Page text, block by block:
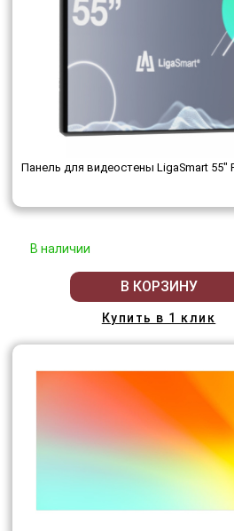
Панель для видеостены LigaSmart 55"
В наличии
В КОРЗИНУ
Купить в 1 клик